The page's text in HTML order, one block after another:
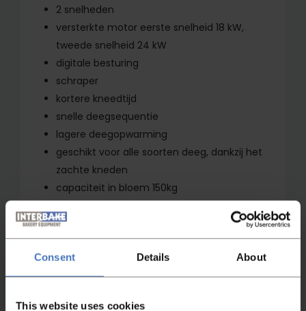
Consent Details About
This website uses cookies
2 snelheden
versterkte motor eerste snelheid 18 kW,
tweede snelheid 24 kW
digitale besturing
schraper
kortere kneedtijd
snelle deegsequentie
lagere deegopwarming
geschikt voor alle soorten deeg, dankzij het
zachte kneden
capaciteit in bloem 150kg